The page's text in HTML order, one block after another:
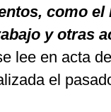
como el
y otras
lee en acta
el